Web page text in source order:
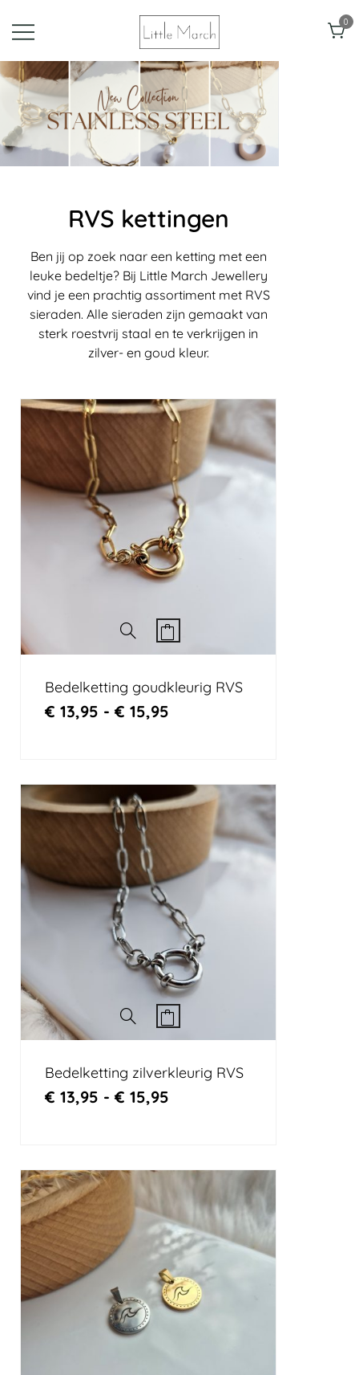
Little March
Jewellery
0
RVS kettingen
Ben jij op zoek naar een ketting met een
leuke bedeltje? Bij Little March Jewellery
vind je een prachtig assortiment met RVS
sieraden. Alle sieraden zijn gemaakt van
sterk roestvrij staal en te verkrijgen in
zilver- en goud kleur.
Bedelketting goudkleurig RVS
€ 13,95 - € 15,95
Bedelketting zilverkleurig RVS
€ 13,95 - € 15,95